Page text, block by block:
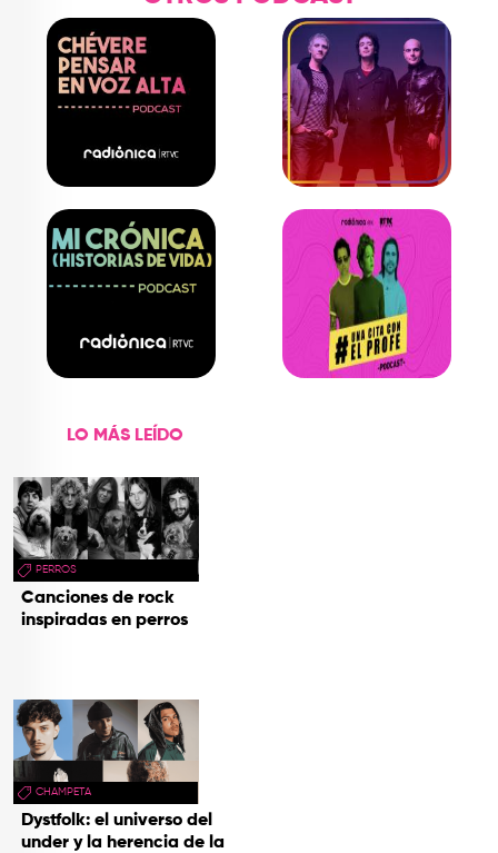
LO MÁS LEÍDO
PERROS
Canciones de rock
inspiradas en perros
CHAMPETA
Dystfolk: el universo del
under y la herencia de la